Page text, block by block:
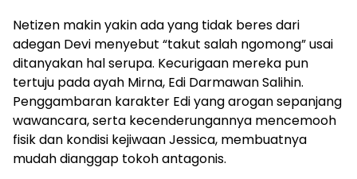
Netizen makin yakin ada yang tidak beres dari
adegan Devi menyebut “takut salah ngomong” usai
ditanyakan hal serupa. Kecurigaan mereka pun
tertuju pada ayah Mirna, Edi Darmawan Salihin.
Penggambaran karakter Edi yang arogan sepanjang
wawancara, serta kecenderungannya mencemooh
fisik dan kondisi kejiwaan Jessica, membuatnya
mudah dianggap tokoh antagonis.